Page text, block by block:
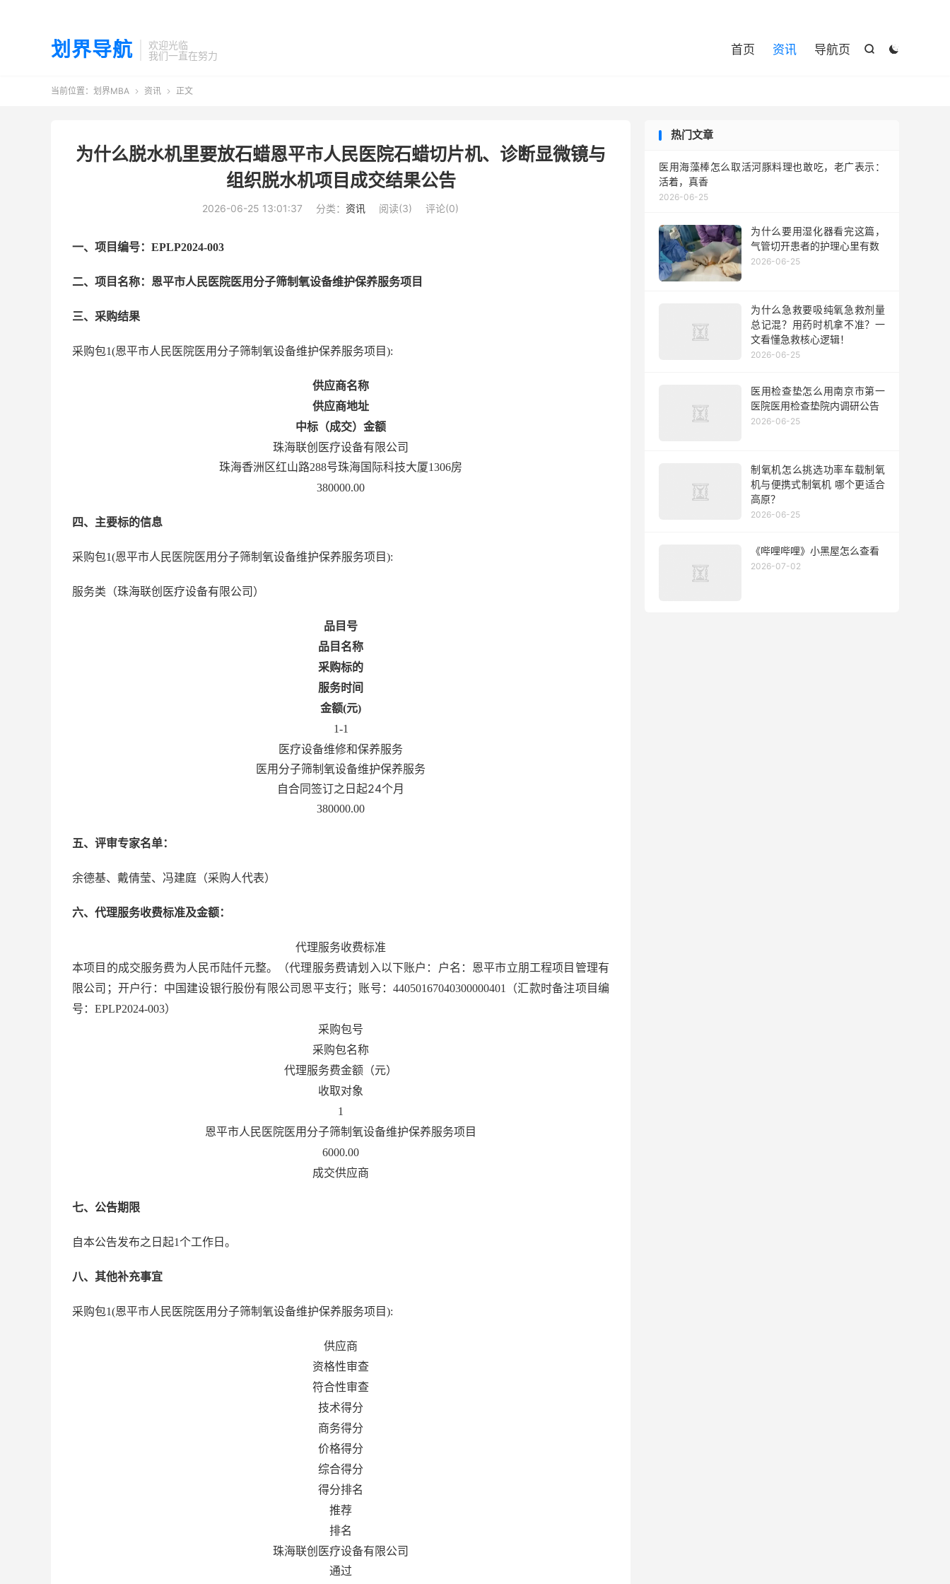
划界导航
欢迎光临
我们一直在努力


首页 资讯 导航页
当前位置： 划界MBA  资讯  正文
为什么脱水机里要放石蜡恩平市人民医院石蜡切片机、诊断显微镜与
组织脱水机项目成交结果公告
2026-06-25 13:01:37 分类： 资讯 阅读(3) 评论(0)
一、项目编号： EPLP2024-003
二、项目名称： 恩平市人民医院医用分子筛制氧设备维护保养服务项目
三、采购结果
采购包1(恩平市人民医院医用分子筛制氧设备维护保养服务项目):
供应商名称
供应商地址
中标（成交）金额
珠海联创医疗设备有限公司
珠海香洲区红山路288号珠海国际科技大厦1306房
380000.00
四、主要标的信息
采购包1(恩平市人民医院医用分子筛制氧设备维护保养服务项目):
服务类（珠海联创医疗设备有限公司 ）
品目号
品目名称
采购标的
服务时间
金额(元)
1-1
医疗设备维修和保养服务
医用分子筛制氧设备维护保养服务
自合同签订之日起24个月
380000.00
五、评审专家名单：
余德基、 戴倩莹、冯建庭 （采购人代表）
六、 代理服务收费标准及金额：
代理服务收费标准
本项目的成交服务费为人民币陆仟元整。
（代理服务费请划入以下账户：户名：恩平市立朋工程项目管理有
限公司；开户行：中国建设银行股份有限公司恩平支行；账号：44050167040300000401（汇款时备注项目编
号：EPLP2024-003）
采购包号
采购包名称
代理服务费金额（元）
收取对象
1
恩平市人民医院医用分子筛制氧设备维护保养服务项目
6000.00
成交供应商
七、公告期限
自本公告发布之日起1个工作日。
八、其他补充事宜
采购包1(恩平市人民医院医用分子筛制氧设备维护保养服务项目):
供应商
资格性审查
符合性审查
技术得分
商务得分
价格得分
综合得分
得分排名
推荐
排名
珠海联创医疗设备有限公司
通过
热门文章
医用海藻棒怎么取活河豚料理也敢吃，老广表示：
活着，真香
2026-06-25
为什么要用湿化器看完这篇，
气管切开患者的护理心里有数
2026-06-25
为什么急救要吸纯氧急救剂量
总记混？用药时机拿不准？一
文看懂急救核心逻辑！
2026-06-25
医用检查垫怎么用南京市第一
医院医用检查垫院内调研公告
2026-06-25
制氧机怎么挑选功率车载制氧
机与便携式制氧机 哪个更适合
高原？
2026-06-25
《哔哩哔哩》小黑屋怎么查看
2026-07-02